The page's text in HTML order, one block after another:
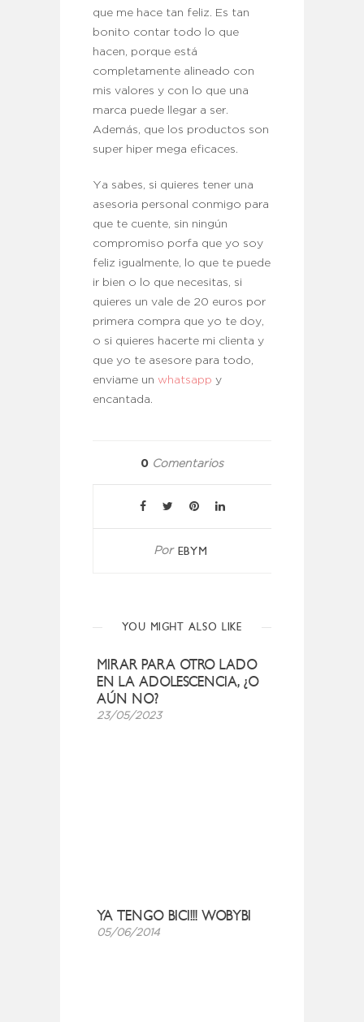
que me hace tan feliz. Es tan
bonito contar todo lo que
hacen, porque está
completamente alineado con
mis valores y con lo que una
marca puede llegar a ser.
Además, que los productos son
super hiper mega eficaces.
Ya sabes, si quieres tener una
asesoria personal conmigo para
que te cuente, sin ningún
compromiso porfa que yo soy
feliz igualmente, lo que te puede
ir bien o lo que necesitas, si
quieres un vale de 20 euros por
primera compra que yo te doy,
o si quieres hacerte mi clienta y
que yo te asesore para todo,
enviame un whatsapp y
encantada.
0 Comentarios
Por EBYM
YOU MIGHT ALSO LIKE
MIRAR PARA OTRO LADO
EN LA ADOLESCENCIA, ¿O
AÚN NO?
23/05/2023
YA TENGO BICI!!! WOBYBI
05/06/2014